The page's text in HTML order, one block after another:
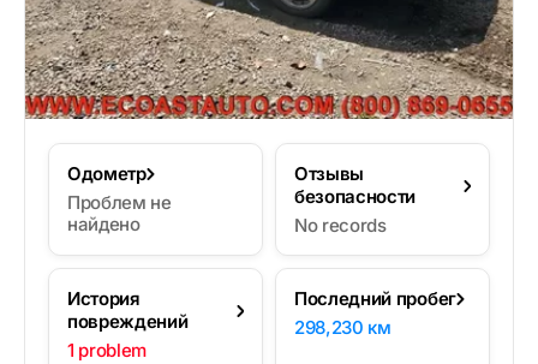
Одометр
Проблем не
найдено
Отзывы
безопасности
No records
История
повреждений
1 problem
Последний пробег
298,230 км